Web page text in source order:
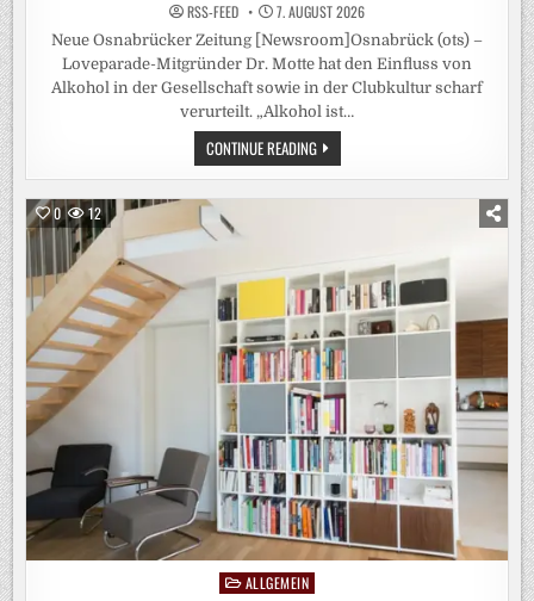
RSS-FEED 7. AUGUST 2026
Neue Osnabrücker Zeitung [Newsroom]Osnabrück (ots) –
Loveparade-Mitgründer Dr. Motte hat den Einfluss von
Alkohol in der Gesellschaft sowie in der Clubkultur scharf
verurteilt. „Alkohol ist…
CONTINUE READINGTECHNO-
PIONIER
DR.
DER
STÄRKSTEN
DROGEN
AUF
DIESEM
PLANETEN“
/
LOVEPARADE-
MITGRÜNDER
DR.
MOTTE
VERURTEILT
ALKOHOLKONSUM
AUF
TECHNO-
EVENTS
0 12
PostedALLGEMEIN